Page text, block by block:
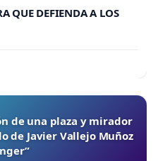
QUE DEFIENDA A LOS
de una plaza y mirador
de Javier Vallejo Muñoz